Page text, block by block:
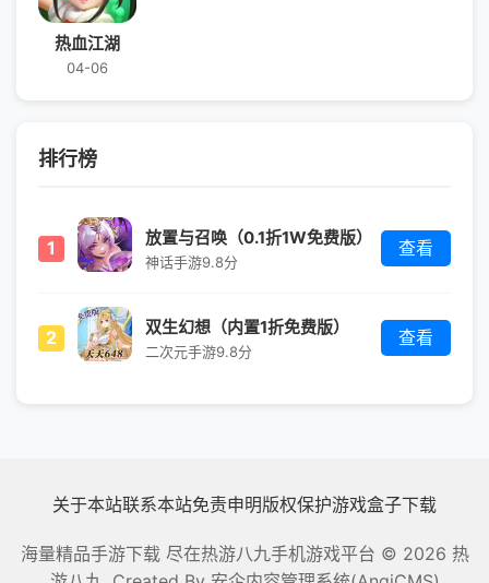
热血江湖
04-06
排行榜
1 放置与召唤（0.1折1W免费版）
神话手游9.8分
查看
2 双生幻想（内置1折免费版）
二次元手游9.8分
查看
关于本站联系本站免责申明版权保护游戏盒子下载
海量精品手游下载 尽在热游八九手机游戏平台 © 2026 热